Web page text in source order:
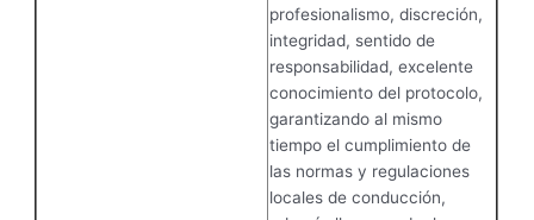
profesionalismo, discreción,
integridad, sentido de
responsabilidad, excelente
conocimiento del protocolo,
garantizando al mismo
tiempo el cumplimiento de
las normas y regulaciones
locales de conducción,